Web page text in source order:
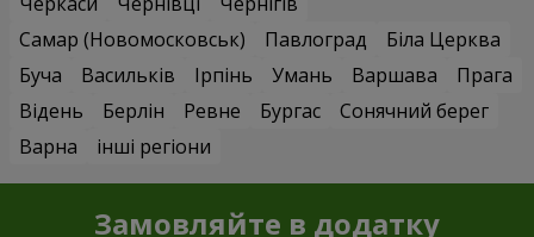
Самар (Новомосковськ)
Павлоград
Біла Церква
Буча
Васильків Ірпінь Умань Варшава
Прага
Відень
Берлін Ревне Бургас
Сонячний берег
Варна
інші регіони
Замовляйте в додатку